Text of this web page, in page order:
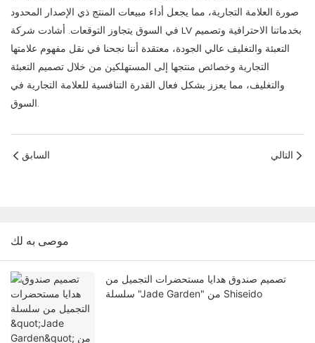
صورة العلامة التجارية، مما يجعل أداء مبيعات المنتج ذي الإصدار المحدود
في السوق يتجاوز التوقعات. أشادت شركة LV بخدماتنا الاحترافية وتصميم
التعبئة والتغليف عالي الجودة، معتقدة أننا نجحنا في نقل مفهوم علامتها
التجارية وخصائص منتجها إلى المستهلكين من خلال تصميم التعبئة
والتغليف، مما يعزز بشكل فعال القدرة التنافسية للعلامة التجارية في
السابق التالي
موصى به لك
تصميم صندوق هدايا مستحضرات التجميل من
سلسلة "Jade Garden" من Shiseido